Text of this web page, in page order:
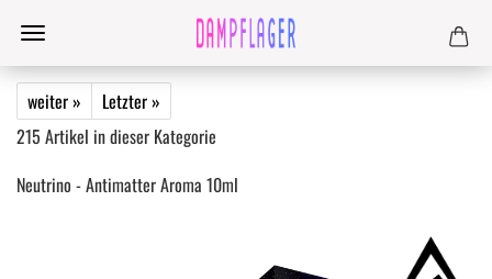
weiter »
Letzter »
215 Artikel in dieser Kategorie
Neutrino - Antimatter Aroma 10ml